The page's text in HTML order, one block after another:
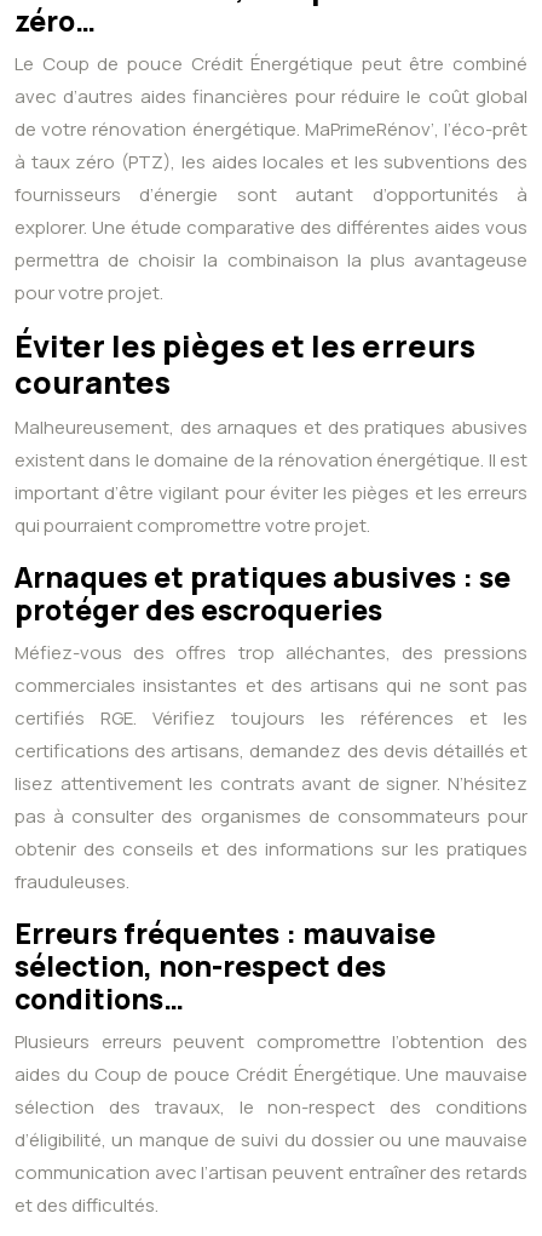
zéro…
Le Coup de pouce Crédit Énergétique peut être combiné
avec d’autres aides financières pour réduire le coût global
de votre rénovation énergétique. MaPrimeRénov’, l’éco-prêt
à taux zéro (PTZ), les aides locales et les subventions des
fournisseurs d’énergie sont autant d’opportunités à
explorer. Une étude comparative des différentes aides vous
permettra de choisir la combinaison la plus avantageuse
pour votre projet.
Éviter les pièges et les erreurs
courantes
Malheureusement, des arnaques et des pratiques abusives
existent dans le domaine de la rénovation énergétique. Il est
important d’être vigilant pour éviter les pièges et les erreurs
qui pourraient compromettre votre projet.
Arnaques et pratiques abusives : se
protéger des escroqueries
Méfiez-vous des offres trop alléchantes, des pressions
commerciales insistantes et des artisans qui ne sont pas
certifiés RGE. Vérifiez toujours les références et les
certifications des artisans, demandez des devis détaillés et
lisez attentivement les contrats avant de signer. N’hésitez
pas à consulter des organismes de consommateurs pour
obtenir des conseils et des informations sur les pratiques
frauduleuses.
Erreurs fréquentes : mauvaise
sélection, non-respect des
conditions…
Plusieurs erreurs peuvent compromettre l’obtention des
aides du Coup de pouce Crédit Énergétique. Une mauvaise
sélection des travaux, le non-respect des conditions
d’éligibilité, un manque de suivi du dossier ou une mauvaise
communication avec l’artisan peuvent entraîner des retards
et des difficultés.